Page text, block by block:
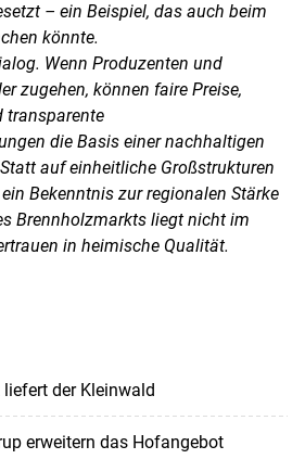
– ein Beispiel, das auch beim
könnte.
Wenn Produzenten und
zugehen, können faire Preise,
transparente
die Basis einer nachhaltigen
auf einheitliche Großstrukturen
Bekenntnis zur regionalen Stärke
Brennholzmarkts liegt nicht im
in heimische Qualität.
der Kleinwald
­erweitern das Hofangebot